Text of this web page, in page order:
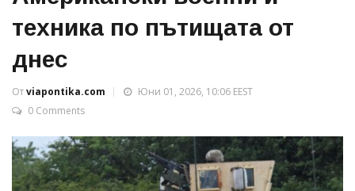
техника по пътищата от
днес
Отviapontika.com
Юни 01, 2026, 10:06 EEST
0 Comments